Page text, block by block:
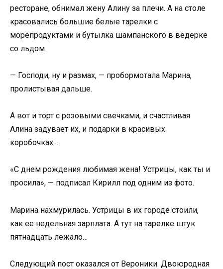
ресторане, обнимал жену Алину за плечи. А на столе
красовались большие белые тарелки с
морепродуктами и бутылка шампанского в ведерке
со льдом.
— Господи, ну и размах, — пробормотала Марина,
пролистывая дальше.
А вот и торт с розовыми свечками, и счастливая
Алина задувает их, и подарки в красивых
коробочках…
«С днем рождения любимая жена! Устрицы, как ты и
просила», — подписал Кирилл под одним из фото.
Марина нахмурилась. Устрицы в их городе стоили,
как ее недельная зарплата. А тут на тарелке штук
пятнадцать лежало…
Следующий пост оказался от Вероники. Двоюродная